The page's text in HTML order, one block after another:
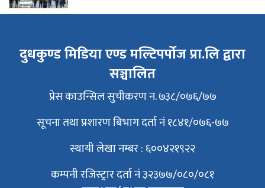
दुधकुण्ड मिडिया एण्ड मल्टिपर्पोज प्रा.लि द्वारा
सञ्चालित
प्रेस काउन्सिल सुचीकरण न. ७३८/०७६/७७
सूचना तथा प्रशारण बिभाग दर्ता नं १८४१/०७६-७७
स्थायी लेखा नम्बर : ६००४२१९२२
कम्पनी रजिस्ट्रार दर्ता नं ३२३७७/०८०/०८१